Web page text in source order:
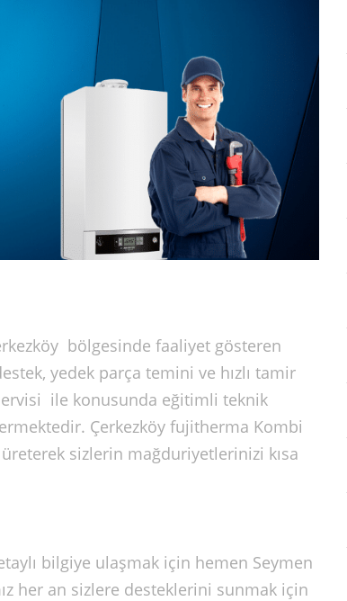
bölgesinde faaliyet gösteren
yedek parça temini ve hızlı tamir
ile konusunda eğitimli teknik
Çerkezköy fujitherma Kombi
sizlerin mağduriyetlerinizi kısa
bilgiye ulaşmak için hemen Seymen
her an sizlere desteklerini sunmak için